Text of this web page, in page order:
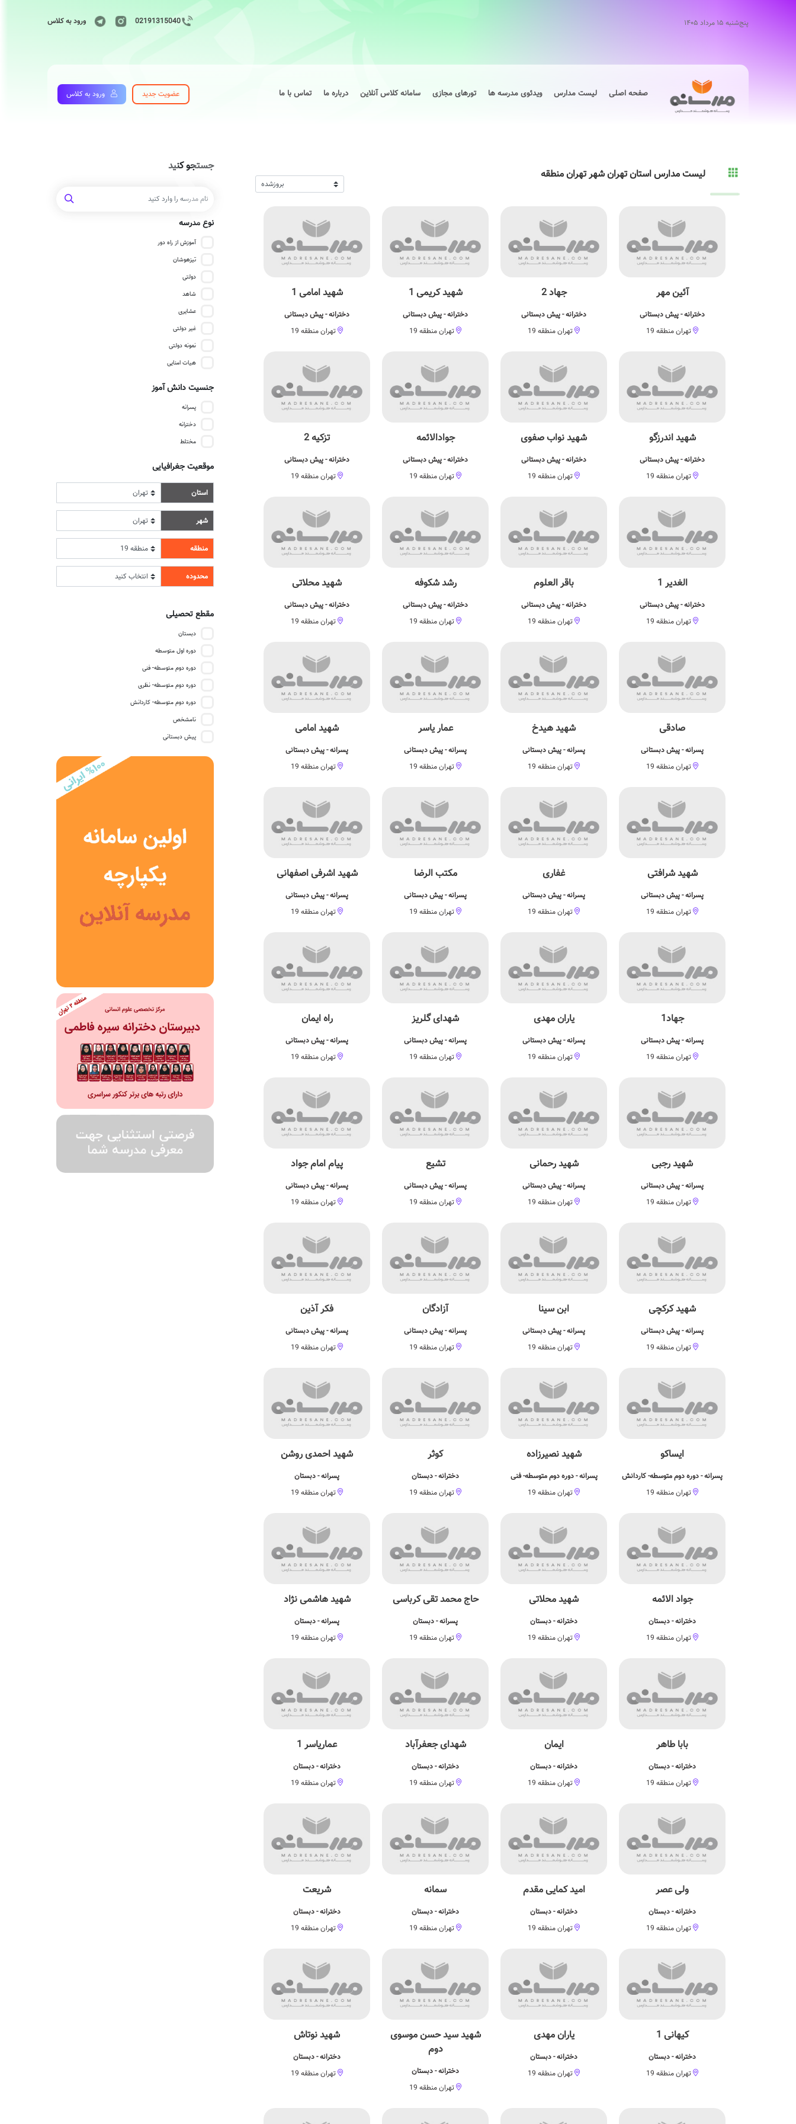
پنج‌شنبه ۱۵ مرداد ۱۴۰۵ 02191315040 ورود به کلاس
صفحه اصلی لیست مدارس ویدئوی مدرسه ها تورهای مجازی سامانه کلاس آنلاین درباره ما تماس با ما عضویت جدید ورود به کلاس
جستجو کنید
نوع مدرسه
آموزش از راه دور
تیزهوشان
دولتی
شاهد
عشایری
غیر دولتی
نمونه دولتی
هیات امنایی
جنسیت دانش آموز
پسرانه
دخترانه
مختلط
موقعیت جغرافیایی
استان
شهر
منطقه
محدوده
مقطع تحصیلی
دبستان
دوره اول متوسطه
دوره دوم متوسطه- فنی
دوره دوم متوسطه- نظری
دوره دوم متوسطه- کاردانش
نامشخص
پیش دبستانی
لیست مدارس استان تهران شهر تهران منطقه
آئین مهر
دخترانه - پیش دبستانی
تهران منطقه 19
جهاد 2
دخترانه - پیش دبستانی
تهران منطقه 19
شهید کریمی 1
دخترانه - پیش دبستانی
تهران منطقه 19
شهید امامی 1
دخترانه - پیش دبستانی
تهران منطقه 19
شهید اندرزگو
دخترانه - پیش دبستانی
تهران منطقه 19
شهید نواب صفوی
دخترانه - پیش دبستانی
تهران منطقه 19
جوادالائمه
دخترانه - پیش دبستانی
تهران منطقه 19
تزکیه 2
دخترانه - پیش دبستانی
تهران منطقه 19
الغدیر 1
دخترانه - پیش دبستانی
تهران منطقه 19
باقر العلوم
دخترانه - پیش دبستانی
تهران منطقه 19
رشد شکوفه
دخترانه - پیش دبستانی
تهران منطقه 19
شهید محلاتی
دخترانه - پیش دبستانی
تهران منطقه 19
صادقی
پسرانه - پیش دبستانی
تهران منطقه 19
شهید هیدخ
پسرانه - پیش دبستانی
تهران منطقه 19
عمار یاسر
پسرانه - پیش دبستانی
تهران منطقه 19
شهید امامی
پسرانه - پیش دبستانی
تهران منطقه 19
شهید شرافتی
پسرانه - پیش دبستانی
تهران منطقه 19
غفاری
پسرانه - پیش دبستانی
تهران منطقه 19
مکتب الرضا
پسرانه - پیش دبستانی
تهران منطقه 19
شهید اشرفی اصفهانی
پسرانه - پیش دبستانی
تهران منطقه 19
جهاد1
پسرانه - پیش دبستانی
تهران منطقه 19
یاران مهدی
پسرانه - پیش دبستانی
تهران منطقه 19
شهدای گلریز
پسرانه - پیش دبستانی
تهران منطقه 19
راه ایمان
پسرانه - پیش دبستانی
تهران منطقه 19
شهید رجبی
پسرانه - پیش دبستانی
تهران منطقه 19
شهید رحمانی
پسرانه - پیش دبستانی
تهران منطقه 19
تشیع
پسرانه - پیش دبستانی
تهران منطقه 19
پیام امام جواد
پسرانه - پیش دبستانی
تهران منطقه 19
شهید کرکچی
پسرانه - پیش دبستانی
تهران منطقه 19
ابن سینا
پسرانه - پیش دبستانی
تهران منطقه 19
آزادگان
پسرانه - پیش دبستانی
تهران منطقه 19
فکر آذین
پسرانه - پیش دبستانی
تهران منطقه 19
ایساکو
پسرانه - دوره دوم متوسطه- کاردانش
تهران منطقه 19
شهید نصیرزاده
پسرانه - دوره دوم متوسطه- فنی
تهران منطقه 19
کوثر
دخترانه - دبستان
تهران منطقه 19
شهید احمدی روشن
پسرانه - دبستان
تهران منطقه 19
جواد الائمه
دخترانه - دبستان
تهران منطقه 19
شهید محلاتی
دخترانه - دبستان
تهران منطقه 19
حاج محمد تقی کرباسی
پسرانه - دبستان
تهران منطقه 19
شهید هاشمی نژاد
پسرانه - دبستان
تهران منطقه 19
بابا طاهر
دخترانه - دبستان
تهران منطقه 19
ایمان
دخترانه - دبستان
تهران منطقه 19
شهدای جعفرآباد
دخترانه - دبستان
تهران منطقه 19
عماریاسر 1
دخترانه - دبستان
تهران منطقه 19
ولی عصر
دخترانه - دبستان
تهران منطقه 19
امید کمایی مقدم
دخترانه - دبستان
تهران منطقه 19
سمانه
دخترانه - دبستان
تهران منطقه 19
شریعت
دخترانه - دبستان
تهران منطقه 19
کیهانی 1
دخترانه - دبستان
تهران منطقه 19
یاران مهدی
دخترانه - دبستان
تهران منطقه 19
شهید سید حسن موسوی
دوم
دخترانه - دبستان
تهران منطقه 19
شهید نوتاش
دخترانه - دبستان
تهران منطقه 19